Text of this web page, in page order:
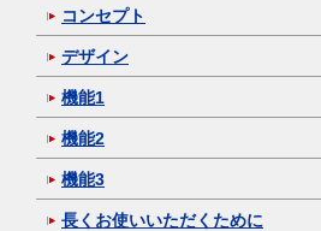
コンセプト
デザイン
機能1
機能2
機能3
長くお使いいただくために